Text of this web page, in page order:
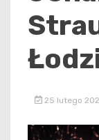
25 lutego